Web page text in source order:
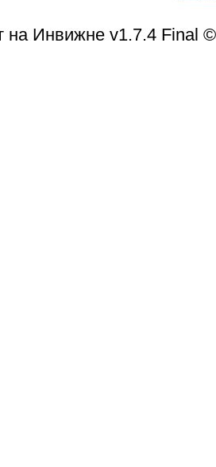
на Инвижне v1.7.4 Final